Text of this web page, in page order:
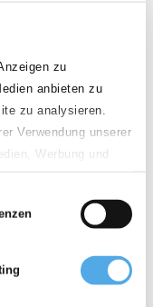
zu
anbieten zu
zu analysieren.
Verwendung unserer
Werbung und
Informationen
die Sie ihnen
Ihrer Nutzung der